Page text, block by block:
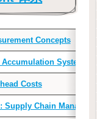
Concepts
Systems
Costs
Supply Chain